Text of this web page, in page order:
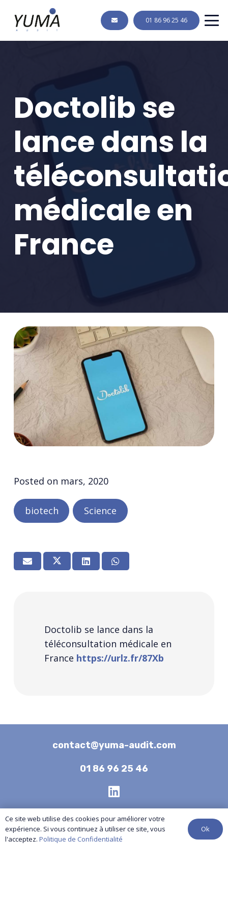
01 86 96 25 46
Doctolib se
lance dans la
médicale en
France
Posted on mars, 2020
biotech Science
Doctolib se lance dans la
téléconsultation médicale en
France https://urlz.fr/87Xb
01 86 96 25 46
contact@yuma-audit.com
Nos services
Références
Ce site web utilise des cookies pour améliorer votre
expérience. Si vous continuez à utiliser ce site, vous
l'acceptez. Politique de Confidentialité
Ok